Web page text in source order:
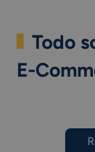
Todo
E-